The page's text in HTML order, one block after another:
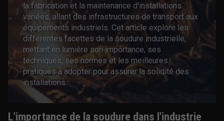
la fabrication et la maintenance d'installations
variées, allant des infrastructures de transport aux
équipements industriels. Cet article explore les
différentes facettes de la soudure industrielle,
mettant en lumière son importance, ses
techniques, ses normes et les meilleures
pratiques à adopter pour assurer la solidité des
installations.
L'importance de la soudure dans l'industrie